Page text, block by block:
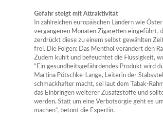
Gefahr steigt mit Attraktivität
In zahlreichen europäischen Ländern wie
vergangenen Monaten Zigaretten eingeführt,
zerdrückt diese zu einem selbst gewählten
frei. Die Folgen: Das Menthol verändert den
Zudem kühlt und befeuchtet die Flüssigkeit,
"Ein gesundheitsgefährdendes Produkt wird
Martina Pötschke-Lange, Leiterin der
schmackhafter macht, sei laut dem Tabak-
das Einbringen weiterer Zusatzstoffe und
werden. Statt um eine Verbotsorgie geht es
machen", betont die Expertin.